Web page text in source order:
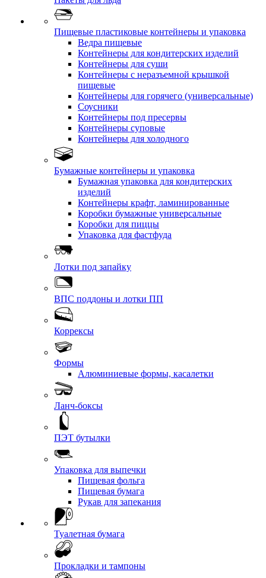
Пищевые пластиковые контейнеры и упаковка
Ведра пищевые
Контейнеры для кондитерских изделий
Контейнеры для суши
Контейнеры с неразъемной крышкой
пищевые
Контейнеры для горячего (универсальные)
Соусники
Контейнеры под пресервы
Контейнеры суповые
Контейнеры для холодного
Бумажные контейнеры и упаковка
Бумажная упаковка для кондитерских
изделий
Контейнеры крафт, ламинированные
Коробки бумажные универсальные
Коробки для пиццы
Упаковка для фастфуда
Лотки под запайку
ВПС поддоны и лотки ПП
Коррексы
Формы
Алюминиевые формы, касалетки
Ланч-боксы
ПЭТ бутылки
Упаковка для выпечки
Пищевая фольга
Пищевая бумага
Рукав для запекания
Туалетная бумага
Прокладки и тампоны